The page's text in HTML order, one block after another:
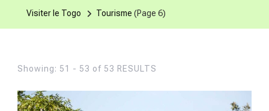
Visiter le Togo Tourisme (Page 6)
Showing: 51 - 53 of 53 RESULTS